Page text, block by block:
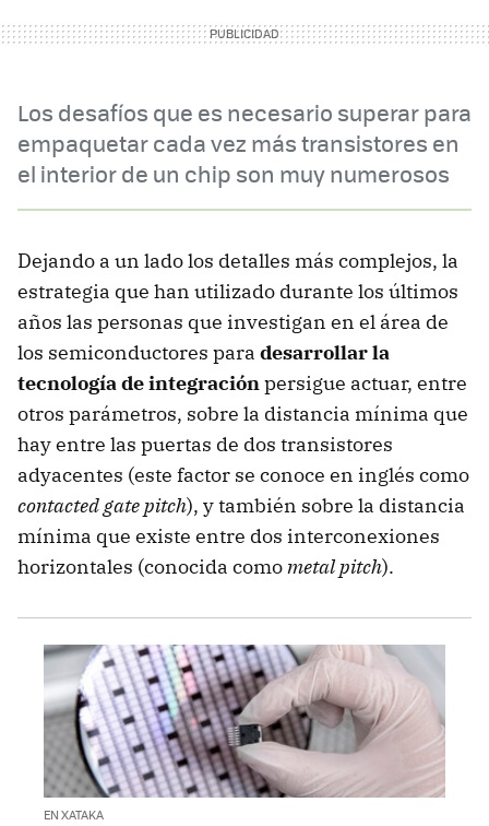
Los desafíos que es necesario superar para
empaquetar cada vez más transistores en
el interior de un chip son muy numerosos
Dejando a un lado los detalles más complejos, la
estrategia que han utilizado durante los últimos
años las personas que investigan en el área de
los semiconductores para desarrollar la
tecnología de integraciónpersigue actuar, entre
otros parámetros, sobre la distancia mínima que
hay entre las puertas de dos transistores
adyacentes (este factor se conoce en inglés como
contacted gate pitch), y también sobre la distancia
mínima que existe entre dos interconexiones
horizontales (conocida comometal pitch).
EN XATAKA